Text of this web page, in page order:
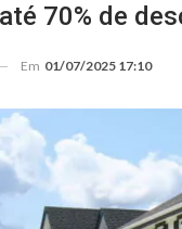
70% de
Em 01/07/2025 17:10